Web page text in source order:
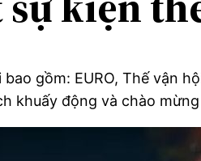
gồm: EURO, Thế vận
khuấy động và chào